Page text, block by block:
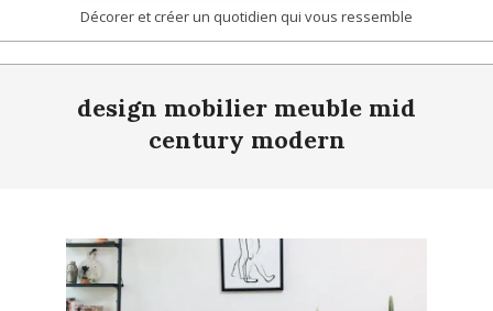
COCON
|
DÉCORATION
Décorer et créer un quotidien qui vous ressemble
Navigationdesign mobilier meuble mid
century modern